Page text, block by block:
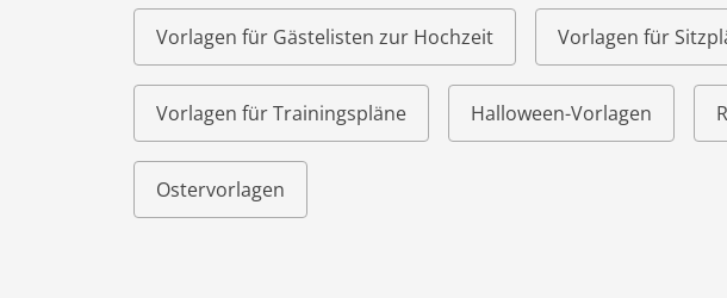
Vorlagen für Gästelisten zur Hochzeit Vorlagen für
Vorlagen für Trainingspläne Halloween-Vorlagen
Ostervorlagen